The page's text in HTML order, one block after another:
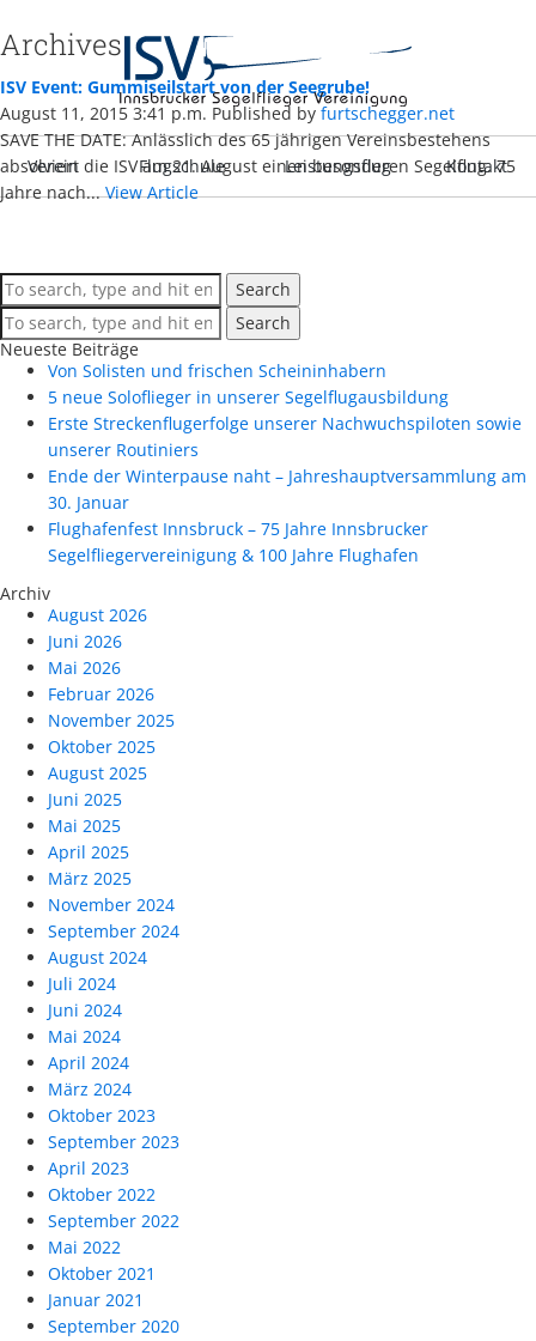
Verein Flugschule Leistungsflug Kontakt
Archives
ISV Event: Gummiseilstart von der Seegrube!
August 11, 2015 3:41 p.m. Published by furtschegger.net
SAVE THE DATE: Anlässlich des 65 jährigen Vereinsbestehens
absolviert die ISV am 21. August einen besonderen Segelflug. 75
Jahre nach...View Article
Search
Search
Neueste Beiträge
Von Solisten und frischen Scheininhabern
5 neue Soloflieger in unserer Segelflugausbildung
Erste Streckenflugerfolge unserer Nachwuchspiloten sowie
unserer Routiniers
Ende der Winterpause naht – Jahreshauptversammlung am
30. Januar
Flughafenfest Innsbruck – 75 Jahre Innsbrucker
Segelfliegervereinigung & 100 Jahre Flughafen
Archiv
August 2026
Juni 2026
Mai 2026
Februar 2026
November 2025
Oktober 2025
August 2025
Juni 2025
Mai 2025
April 2025
März 2025
November 2024
September 2024
August 2024
Juli 2024
Juni 2024
Mai 2024
April 2024
März 2024
Oktober 2023
September 2023
April 2023
Oktober 2022
September 2022
Mai 2022
Oktober 2021
Januar 2021
September 2020